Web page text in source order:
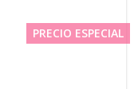
PRECIO ESPECIAL